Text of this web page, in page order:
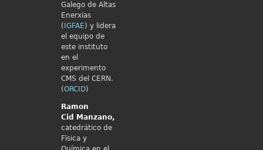
Galego de Altas
Enerxías
( IGFAE) y lidera
el equipo de
este instituto
en el
experimento
CMS del CERN.
(ORCID)
Ramon
Cid
Manzano,
catedrático de
Fïsica y